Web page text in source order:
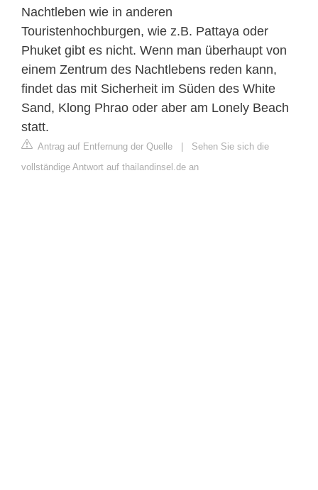
Nachtleben wie in anderen
Touristenhochburgen, wie z.B. Pattaya oder
Phuket gibt es nicht. Wenn man überhaupt von
einem Zentrum des Nachtlebens reden kann,
findet das mit Sicherheit im Süden des White
Sand, Klong Phrao oder aber am Lonely Beach
statt.
Antrag auf Entfernung der Quelle | Sehen Sie sich die
vollständige Antwort auf thailandinsel.de an